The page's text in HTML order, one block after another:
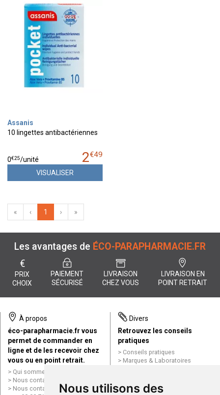
Nous utilisons des
Assanis
10 lingettes antibactériennes
2€49
0€25/unité
VISUALISER
« ‹ 1 › »
Les avantages de ÉCO-PARAPHARMACIE.FR
€
PRIX
CHOIX
PAIEMENT
SÉCURISÉ
LIVRAISON
CHEZ VOUS
LIVRAISON EN
POINT RETRAIT
À propos
éco-parapharmacie.fr vous
permet de commander en
ligne et de les recevoir chez
vous ou en point retrait.
Qui sommes nous ?
Nous contacter par e-mail
Nous contacter par téléphone
Divers
Retrouvez les conseils
pratiques
Conseils pratiques
Marques & Laboratoires
Mentions légales